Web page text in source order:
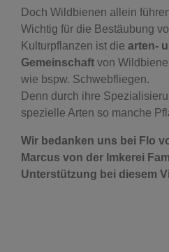
Doch Wildbienen allein
Wichtig für die Bestäubung
Kulturpflanzen ist die arten-
Gemeinschaft von
wie bspw. Schwebfliegen.
Denn durch ihre
spezielle Arten so manche
Wir bedanken uns bei Flo
Marcus von der Imkerei
Unterstützung bei diesem